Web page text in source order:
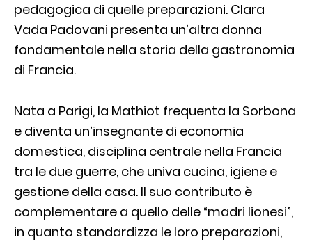
pedagogica di quelle preparazioni. Clara
Vada Padovani presenta un’altra donna
fondamentale nella storia della gastronomia
di Francia.
Nata a Parigi, la Mathiot frequenta la Sorbona
e diventa un’insegnante di economia
domestica, disciplina centrale nella Francia
tra le due guerre, che univa cucina, igiene e
gestione della casa. Il suo contributo è
complementare a quello delle “madri lionesi”,
in quanto standardizza le loro preparazioni,